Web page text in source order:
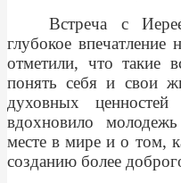
Встреча с
глубокое
отметили, что такие
понять себя и свои
духовных
вдохновило
месте в мире и о том,
созданию более